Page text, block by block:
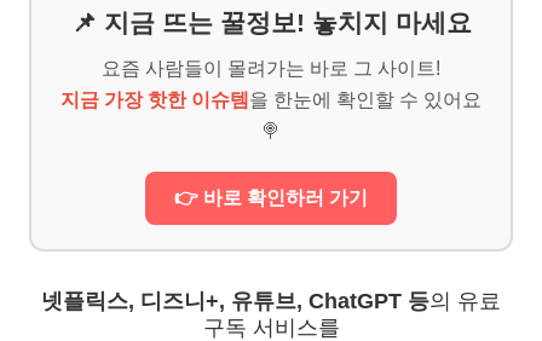
📌 지금 뜨는 꿀정보! 놓치지 마세요
요즘 사람들이 몰려가는 바로 그 사이트!
지금 가장 핫한 이슈템 을 한눈에 확인할 수 있어요
🍭
👉 바로 확인하러 가기
넷플릭스, 디즈니+, 유튜브, ChatGPT 등의 유료
구독 서비스를